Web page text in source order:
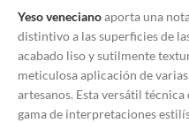
Yeso venecianoaporta una
distintivo a las superficies de
acabado liso y sutilmente
meticulosa aplicación de
artesanos. Esta versátil
gama de interpretaciones